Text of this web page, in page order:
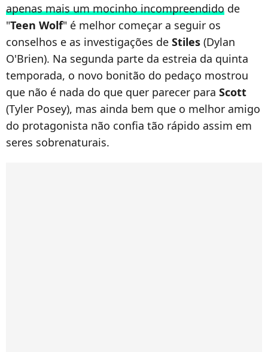
apenas mais um mocinho incompreendido de
"Teen Wolf" é melhor começar a seguir os
conselhos e as investigações de Stiles (Dylan
O'Brien). Na segunda parte da estreia da quinta
temporada, o novo bonitão do pedaço mostrou
que não é nada do que quer parecer para Scott
(Tyler Posey), mas ainda bem que o melhor amigo
do protagonista não confia tão rápido assim em
seres sobrenaturais.